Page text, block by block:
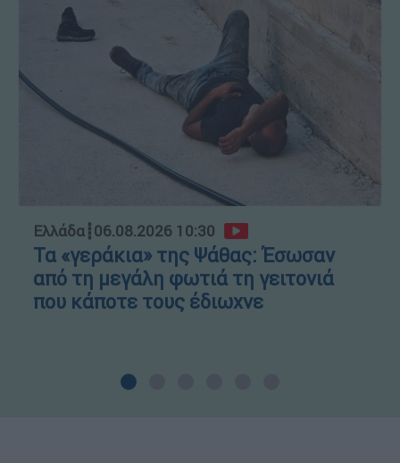
Ελλάδα┋06.08.2026 10:30
Τα «γεράκια» της Ψάθας: Έσωσαν
από τη μεγάλη φωτιά τη γειτονιά
που κάποτε τους έδιωχνε